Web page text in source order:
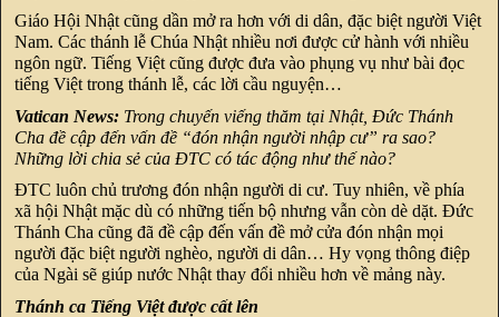
Giáo Hội Nhật cũng dần mở ra hơn với di dân, đặc biệt người Việt
Nam. Các thánh lễ Chúa Nhật nhiều nơi được cử hành với nhiều
ngôn ngữ. Tiếng Việt cũng được đưa vào phụng vụ như bài đọc
tiếng Việt trong thánh lễ, các lời cầu nguyện…
Vatican News: Trong chuyến viếng thăm tại Nhật, Đức Thánh
Cha đề cập đến vấn đề “đón nhận người nhập cư” ra sao?
Những lời chia sẻ của ĐTC có tác động như thế nào?
ĐTC luôn chủ trương đón nhận người di cư. Tuy nhiên, về phía
xã hội Nhật mặc dù có những tiến bộ nhưng vẫn còn dè dặt. Đức
Thánh Cha cũng đã đề cập đến vấn đề mở cửa đón nhận mọi
người đặc biệt người nghèo, người di dân… Hy vọng thông điệp
của Ngài sẽ giúp nước Nhật thay đổi nhiều hơn về mảng này.
Thánh ca Tiếng Việt được cất lên